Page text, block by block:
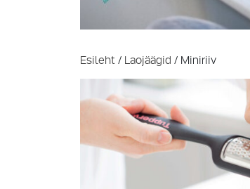
Esileht/Laojäägid/ Miniriiv